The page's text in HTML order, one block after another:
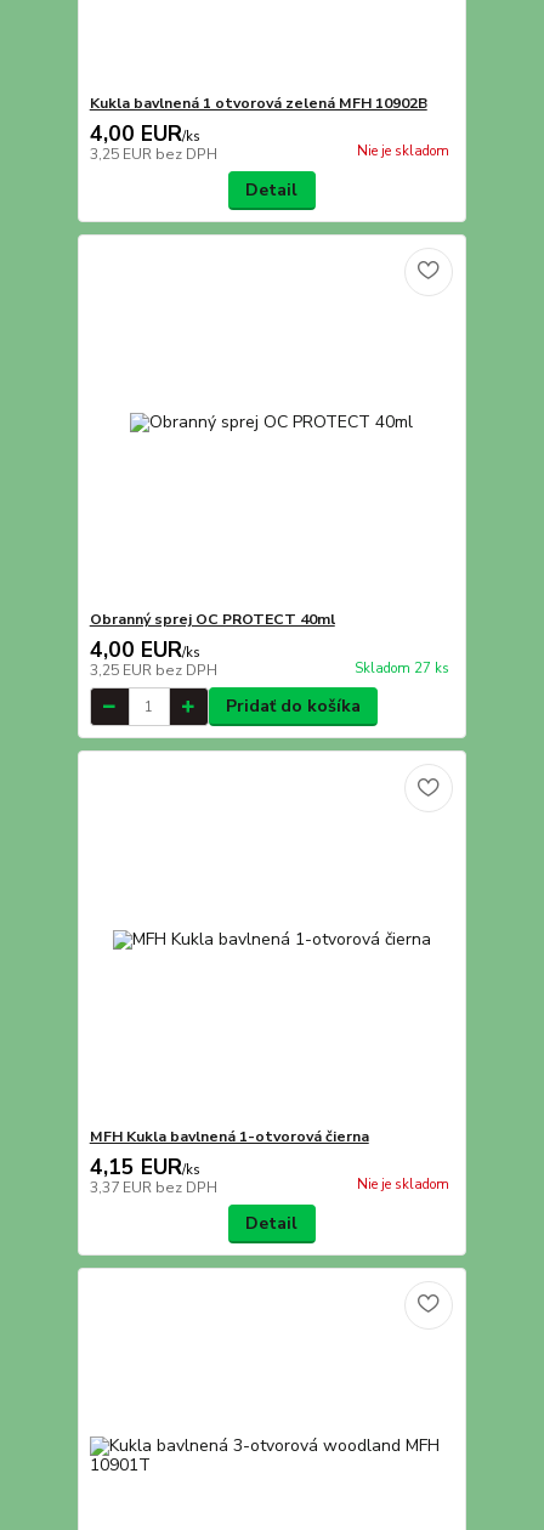
Kukla bavlnená 1 otvorová zelená MFH 10902B
4,00 EUR/ks
3,25 EUR bez DPH Nie je skladom
Detail
Obranný sprej OC PROTECT 40ml
4,00 EUR/ks
3,25 EUR bez DPH Skladom 27 ks
Pridať do košíka
MFH Kukla bavlnená 1-otvorová čierna
4,15 EUR/ks
3,37 EUR bez DPH Nie je skladom
Detail